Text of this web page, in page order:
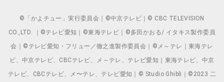
©「かよチュー」実行委員会｜©中京テレビ｜© CBC TELEVISION
CO.,LTD. ｜©テレビ愛知｜©東海テレビ｜©多田かおる/ イタキス製作委員
会｜©テレビ愛知・フリュー／徹之進製作委員会｜©メ～テレ｜東海テレ
ビ、中京テレビ、CBCテレビ、メ～テレ、テレビ愛知｜東海テレビ、中京
テレビ、CBCテレビ、メ〜テレ、テレビ愛知｜© Studio Ghibli｜©2023 二